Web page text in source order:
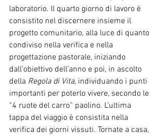
laboratorio. Il quarto giorno di lavoro è
consistito nel discernere insieme il
progetto comunitario, alla luce di quanto
condiviso nella verifica e nella
progettazione pastorale, iniziando
dall’obiettivo dell’anno e poi, in ascolto
della Regola di Vita, individuando i punti
importanti per poterlo vivere, secondo le
“4 ruote del carro” paolino. L’ultima
tappa del viaggio è consistita nella
verifica dei giorni vissuti. Tornate a casa,